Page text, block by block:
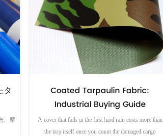
用
、損
PVCターポリンは極度の熱や雪から
保護しますか?
PVC ターポリンの熱的および構造的挙動を理解
する 極端な天候への曝露は、